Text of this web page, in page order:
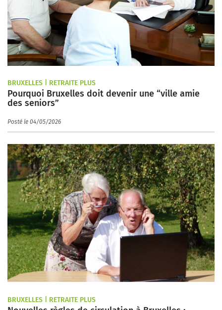
BRUXELLES | RETRAITE PLUS
Pourquoi Bruxelles doit devenir une “ville amie
des seniors”
Posté le 04/05/2026
BRUXELLES | RETRAITE PLUS